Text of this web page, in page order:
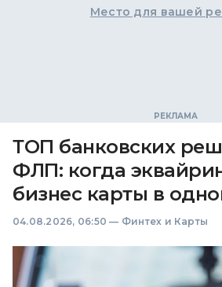
Место для вашей
ТОП банковских
ФЛП: когда
бизнес карты в
04.08.2026, 06:50 — Финтех и Карты